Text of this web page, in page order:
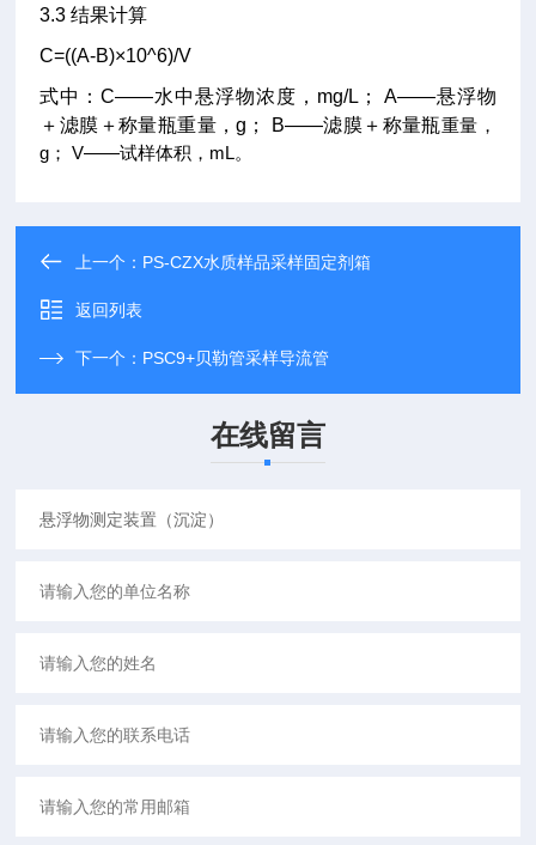
3.3 结果计算
C=((A-B)×10^6)/V
式中：C——水中悬浮物浓度，mg/L； A——悬浮物
＋滤膜＋称量瓶重量，g； B——滤膜＋称量瓶重量，
g； V——试样体积，mL。
上一个： PS-CZX水质样品采样固定剂箱
返回列表
下一个： PSC9+贝勒管采样导流管
在线留言